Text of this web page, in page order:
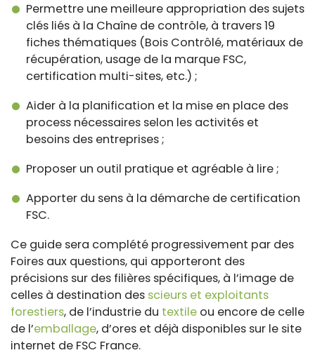
Permettre une meilleure appropriation des sujets
clés liés à la Chaîne de contrôle, à travers 19
fiches thématiques (Bois Contrôlé, matériaux de
récupération, usage de la marque FSC,
certification multi-sites, etc.) ;
Aider à la planification et la mise en place des
process nécessaires selon les activités et
besoins des entreprises ;
Proposer un outil pratique et agréable à lire ;
Apporter du sens à la démarche de certification
FSC.
Ce guide sera complété progressivement par des
Foires aux questions, qui apporteront des
précisions sur des filières spécifiques, à l’image de
celles à destination des scieurs et exploitants
forestiers, de l’industrie du textile ou encore de celle
de l’emballage, d’ores et déjà disponibles sur le site
internet de FSC France.